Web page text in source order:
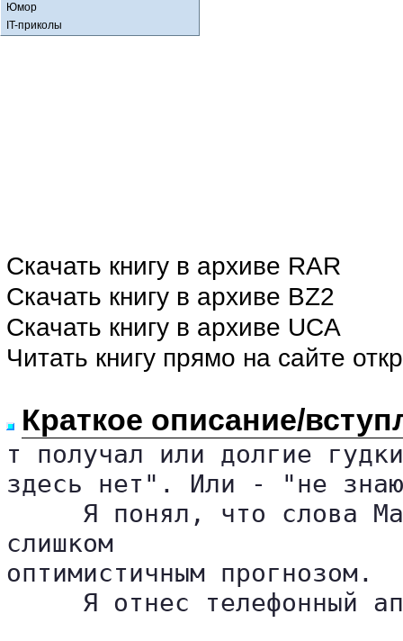
Юмор
IT-приколы
Скачать книгу в архиве RAR
Скачать книгу в архиве BZ2
Скачать книгу в архиве UCA
Читать книгу прямо на сайте
Краткое описание/
т получал или долгие
здесь нет". Или - "не
Я понял, что слова
слишком
оптимистичным прогнозом.
Я отнес телефонный